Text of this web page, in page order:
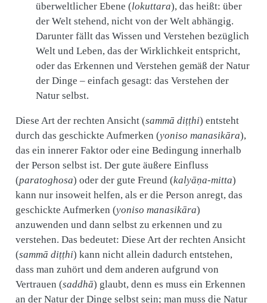
überweltlicher Ebene (lokuttara), das heißt: über
der Welt stehend, nicht von der Welt abhängig.
Darunter fällt das Wissen und Verstehen bezüglich
Welt und Leben, das der Wirklichkeit entspricht,
oder das Erkennen und Verstehen gemäß der Natur
der Dinge – einfach gesagt: das Verstehen der
Natur selbst.
Diese Art der rechten Ansicht (sammā diṭṭhi) entsteht
durch das geschickte Aufmerken (yoniso manasikāra),
das ein innerer Faktor oder eine Bedingung innerhalb
der Person selbst ist. Der gute äußere Einfluss
(paratoghosa) oder der gute Freund (kalyāṇa-mitta)
kann nur insoweit helfen, als er die Person anregt, das
geschickte Aufmerken (yoniso manasikāra)
anzuwenden und dann selbst zu erkennen und zu
verstehen. Das bedeutet: Diese Art der rechten Ansicht
(sammā diṭṭhi) kann nicht allein dadurch entstehen,
dass man zuhört und dem anderen aufgrund von
Vertrauen (saddhā) glaubt, denn es muss ein Erkennen
an der Natur der Dinge selbst sein; man muss die Natur